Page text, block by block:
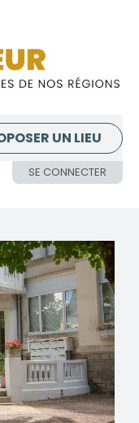
SE CONNECTER
UN LIEU